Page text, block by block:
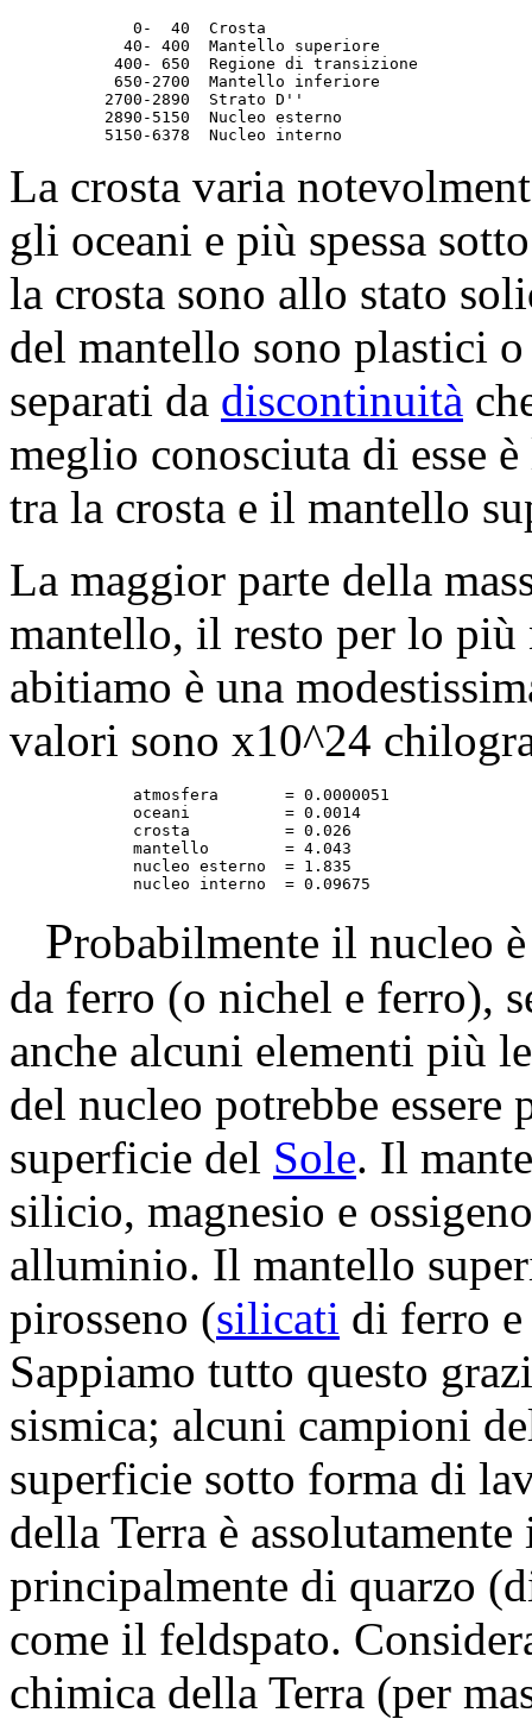
	  5150-6378  Nucleo interno
La crosta varia
gli oceani e più spessa
la crosta sono allo stato
del mantello sono plastici
separati da discontinuità
meglio conosciuta di esse
tra la crosta e il mantello
La maggior parte della
mantello, il resto per lo più
abitiamo è una
valori sono x10^24
Probabilmente il nucleo
da ferro (o nichel e ferro),
anche alcuni elementi più
del nucleo potrebbe
superficie del Sole. Il
silicio, magnesio e
alluminio. Il mantello
pirosseno (silicati di ferro
Sappiamo tutto questo
sismica; alcuni campioni
superficie sotto forma di
della Terra è
principalmente di quarzo
come il feldspato.
chimica della Terra (per